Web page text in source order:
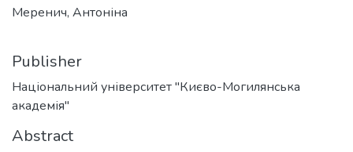
Меренич, Антоніна
Publisher
Національний університет "Києво-Могилянська
академія"
Abstract